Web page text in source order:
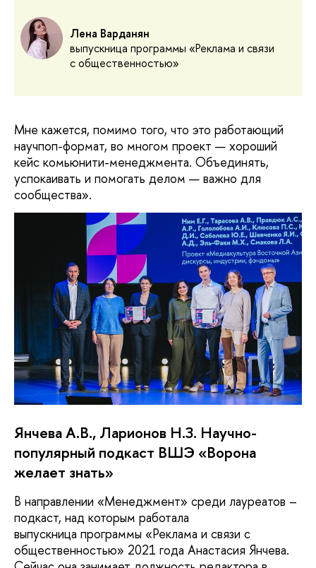
Лена Варданян
выпускница программы «Реклама и связи
с общественностью»
Мне кажется, помимо того, что это работающий
научпоп-формат, во многом проект — хороший
кейс комьюнити-менеджмента. Объединять,
успокаивать и помогать делом — важно для
сообщества».
Янчева А.В., Ларионов Н.З. Научно-
популярный подкаст ВШЭ «Ворона
желает знать»
В направлении «Менеджмент» среди лауреатов –
подкаст, над которым работала
выпускница программы «Реклама и связи с
общественностью» 2021 года Анастасия Янчева.